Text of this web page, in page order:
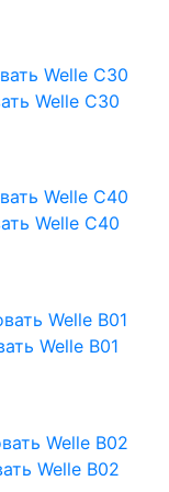
Welle C30
Welle C40
Welle B01
Welle B02